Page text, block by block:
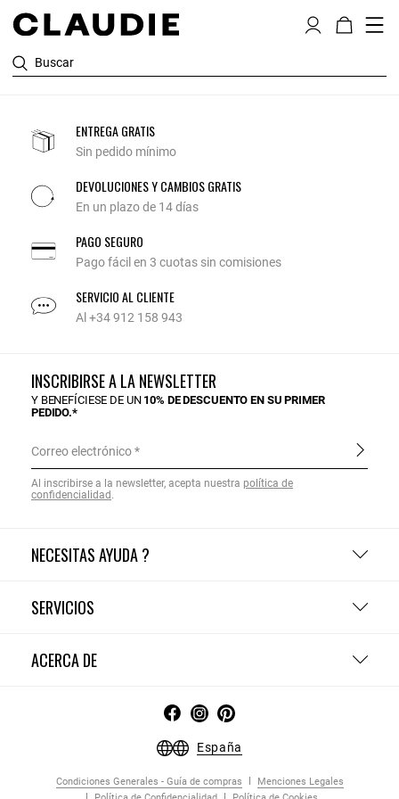
Buscar
ENTREGA GRATIS
Sin pedido mínimo
DEVOLUCIONES Y CAMBIOS GRATIS
En un plazo de 14 días
PAGO SEGURO
Pago fácil en 3 cuotas sin comisiones
SERVICIO AL CLIENTE
Al +34 912 158 943
NECESITAS AYUDA ?
SERVICIOS
ACERCA DE
INSCRIBIRSE A LA NEWSLETTER
Y BENEFÍCIESE DE UN 10% DE DESCUENTO EN SU PRIMER
PEDIDO.*
Correo electrónico
Al inscribirse a la newsletter, acepta nuestra política de
confidencialidad.
España
Condiciones Generales - Guía de compras
Menciones Legales